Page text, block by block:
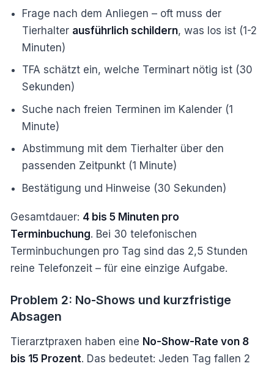
Frage nach dem Anliegen – oft muss der
Tierhalter ausführlich schildern, was los ist (1-2
Minuten)
TFA schätzt ein, welche Terminart nötig ist (30
Sekunden)
Suche nach freien Terminen im Kalender (1
Minute)
Abstimmung mit dem Tierhalter über den
passenden Zeitpunkt (1 Minute)
Bestätigung und Hinweise (30 Sekunden)
Gesamtdauer: 4 bis 5 Minuten pro
Terminbuchung. Bei 30 telefonischen
Terminbuchungen pro Tag sind das 2,5 Stunden
reine Telefonzeit – für eine einzige Aufgabe.
Problem 2: No-Shows und kurzfristige
Absagen
Tierarztpraxen haben eine No-Show-Rate von 8
bis 15 Prozent. Das bedeutet: Jeden Tag fallen 2